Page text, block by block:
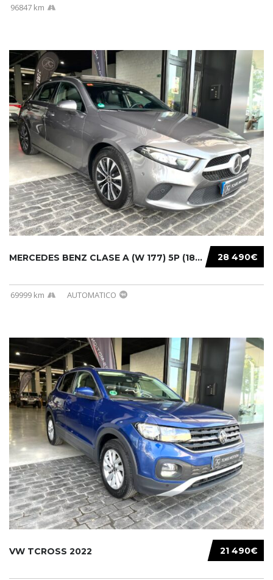
96847 km
28 490€
MERCEDES BENZ CLASE A (W 177) 5P (18-) 2020....
69999 km AUTOMATICO
21 490€
VW TCROSS 2022